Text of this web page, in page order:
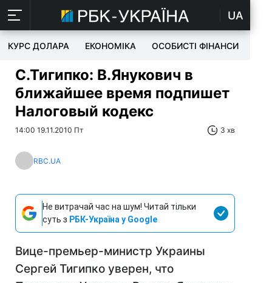
UA
КУРС ДОЛАРА ЕКОНОМІКА ОСОБИСТІ ФІНАНСИ
С.Тигипко: В.Янукович в
ближайшее время подпишет
Налоговый кодекс
14:00 19.11.2010 Пт 3 хв
RBC.UA
Не витрачай час на шум! Читай тільки
суть з РБК-Україна у Google
Вице-премьер-министр Украины
Сергей Тигипко уверен, что